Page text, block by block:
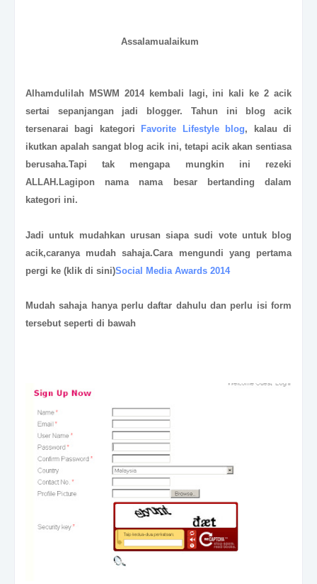
Assalamualaikum
Alhamdulilah MSWM 2014 kembali lagi, ini kali ke 2 acik
sertai sepanjangan jadi blogger. Tahun ini blog acik
tersenarai bagi kategori
Favorite Lifestyle blog, kalau di
ikutkan apalah sangat blog acik ini, tetapi acik akan sentiasa
berusaha.Tapi tak mengapa mungkin ini rezeki
ALLAH.Lagipon nama nama besar bertanding dalam
kategori ini.
Jadi untuk mudahkan urusan siapa sudi vote untuk blog
acik,caranya mudah sahaja.Cara mengundi yang pertama
pergi ke (klik di sini)Social Media Awards 2014
Mudah sahaja hanya perlu daftar dahulu dan perlu isi form
tersebut seperti di bawah